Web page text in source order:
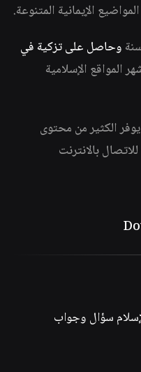
الإيمانية المتنوعة.
وحاصل على تزكية في
المواقع الإسلامية
الكثير من محتوى
بالانترنت
سؤال وجواب